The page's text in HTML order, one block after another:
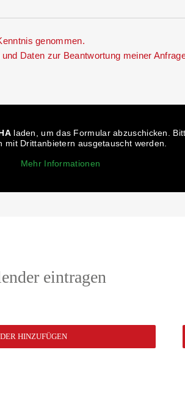
genommen.
Daten zur Beantwortung meiner
laden, um das Formular abzuschicken.
mit Drittanbietern ausgetauscht werden.
Mehr Informationen
eintragen
HINZUFÜGEN